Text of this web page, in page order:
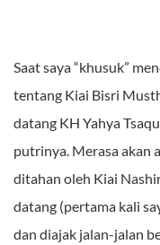
Saat saya “khusuk”
tentang Kiai Bisri
datang KH Yahya
putrinya. Merasa akan
ditahan oleh Kiai
datang (pertama kali
dan diajak jalan-jalan